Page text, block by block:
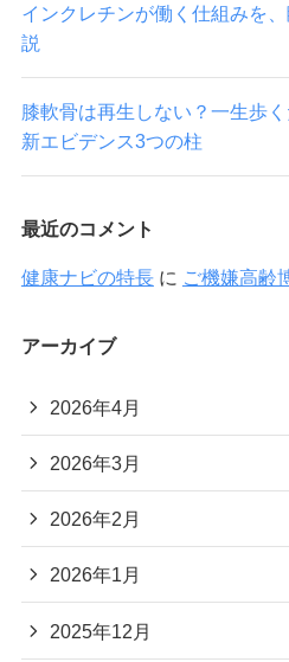
インクレチンが働く仕組みを
説
膝軟骨は再生しない？一生歩
新エビデンス3つの柱
最近のコメント
健康ナビの特長に ご機嫌高齢
アーカイブ
2026年4月
2026年3月
2026年2月
2026年1月
2025年12月